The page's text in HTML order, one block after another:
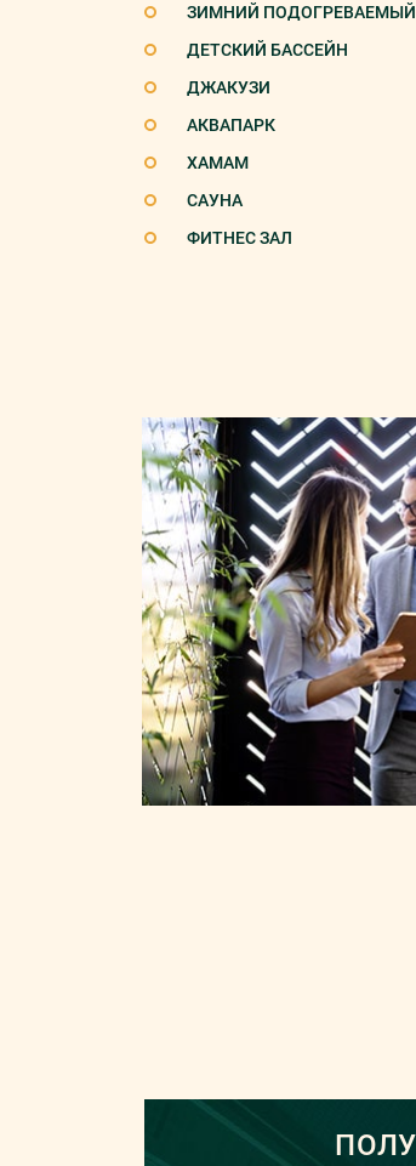
ЗИМНИЙ ПОДОГРЕВАЕМЫЙ
ДЕТСКИЙ БАССЕЙН
ДЖАКУЗИ
АКВАПАРК
ХАМАМ
САУНА
ФИТНЕС ЗАЛ